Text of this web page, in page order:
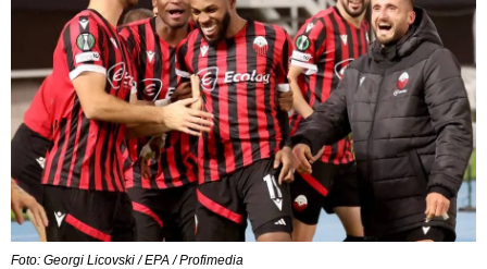
Foto: Georgi Licovski / EPA / Profimedia